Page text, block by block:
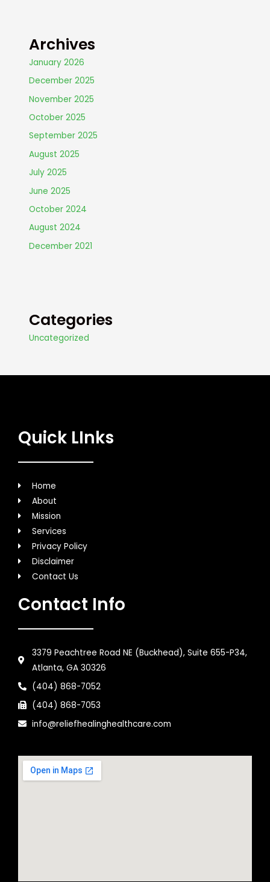
Archives
January 2026
December 2025
November 2025
October 2025
September 2025
August 2025
July 2025
June 2025
October 2024
August 2024
December 2021
Categories
Uncategorized
Quick LInks
Home
About
Mission
Services
Privacy Policy
Disclaimer
Contact Us
Contact Info
3379 Peachtree Road NE (Buckhead), Suite 655-P34,
Atlanta, GA 30326
(404) 868-7052
(404) 868-7053
info@reliefhealinghealthcare.com